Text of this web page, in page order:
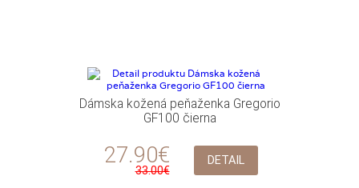
Dámska kožená peňaženka Gregorio
GF100 čierna
27.90€
33.00€
DETAIL